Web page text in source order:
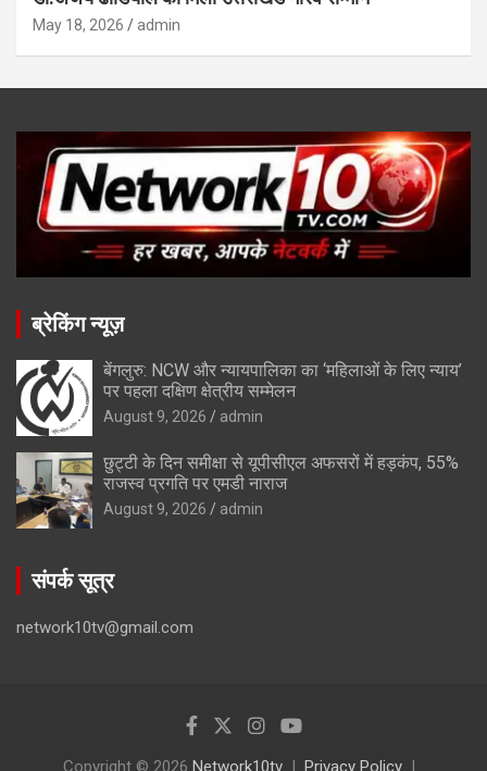
May 18, 2026 admin
ब्रेकिंग न्यूज़
बेंगलुरु: NCW और न्यायपालिका का ‘महिलाओं के लिए न्याय’
पर पहला दक्षिण क्षेत्रीय सम्मेलन
August 9, 2026 admin
छुट्टी के दिन समीक्षा से यूपीसीएल अफसरों में हड़कंप, 55%
राजस्व प्रगति पर एमडी नाराज
August 9, 2026 admin
संपर्क सूत्र
network10tv@gmail.com
Copyright © 2026 Network10tv Privacy Policy